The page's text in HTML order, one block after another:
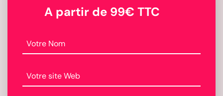
A partir de 99€ TTC